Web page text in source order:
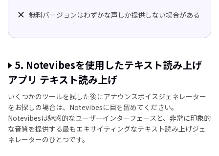
無料バージョンはわずかな声しか提供しない場合がある
5. Notevibesを使用したテキスト読み上げ
アプリ テキスト読み上げ
いくつかのツールを試した後にアナウンスボイスジェネレーター
をお探しの場合は、Notevibesに目を留めてください。
Notevibesは魅惑的なユーザーインターフェースと、非常に印象的
な音質を提供する最もエキサイティングなテキスト読み上げジェ
ネレーターのひとつです。